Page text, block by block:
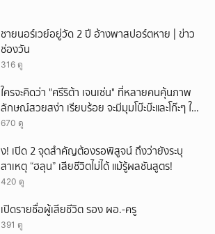
ชายนอร์เวย์อยู่วัด 2 ปี อ้างพาสปอร์ตหาย | ข่าว
ช่องวัน
316 ดู
ใครจะคิดว่า "ศรีริต้า เจนเซ่น" ที่หลายคนคุ้นภาพ
ลักษณ์สวยสง่า เรียบร้อย จะมีมุมโบ๊ะบ๊ะและโก๊ะๆ ให้
ได้อมยิ้มเหมือนกัน งานนี้ทำเอาแฟนๆ ทั้งเอ็นดูทั้ง
670 ดู
ึ้ง! เปิด 2 จุดสำคัญต้องรอพิสูจน์ ถึงว่ายังระบุ
สาเหตุ “ฮลุน” เสียชีวิตไม่ได้ แม้รู้ผลชันสูตร!
420 ดู
เปิดรายชื่อผู้เสียชีวิต รอง ผอ.-ครู
391 ดู